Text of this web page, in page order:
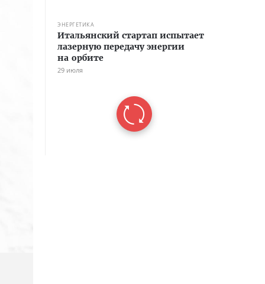
ЭНЕРГЕТИКА
Итальянский стартап испытает
лазерную передачу энергии
на орбите
29 июля